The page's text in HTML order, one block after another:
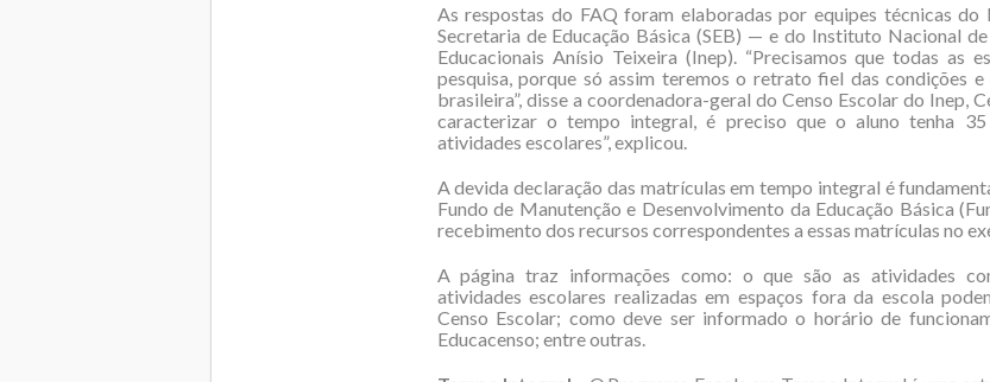
As respostas do FAQ foram elaboradas por equipes técnicas
Secretaria de Educação Básica (SEB) — e do Instituto Nacional de
Educacionais Anísio Teixeira (Inep). “Precisamos que todas as
pesquisa, porque só assim teremos o retrato fiel das condições
brasileira”, disse a coordenadora-geral do Censo Escolar do Inep,
caracterizar o tempo integral, é preciso que o aluno tenha 35
atividades escolares”, explicou.
A devida declaração das matrículas em tempo integral é
Fundo de Manutenção e Desenvolvimento da Educação Básica
recebimento dos recursos correspondentes a essas matrículas no
A página traz informações como: o que são as atividades
atividades escolares realizadas em espaços fora da escola
Censo Escolar; como deve ser informado o horário de
Educacenso; entre outras.